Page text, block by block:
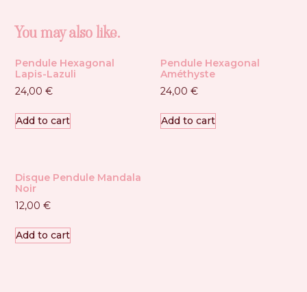
You may also like…
Pendule Hexagonal
Lapis-Lazuli
24,00€
Add to cart
Pendule Hexagonal
Améthyste
24,00 €
Add to cart
Disque Pendule Mandala
Noir
12,00€
Add to cart